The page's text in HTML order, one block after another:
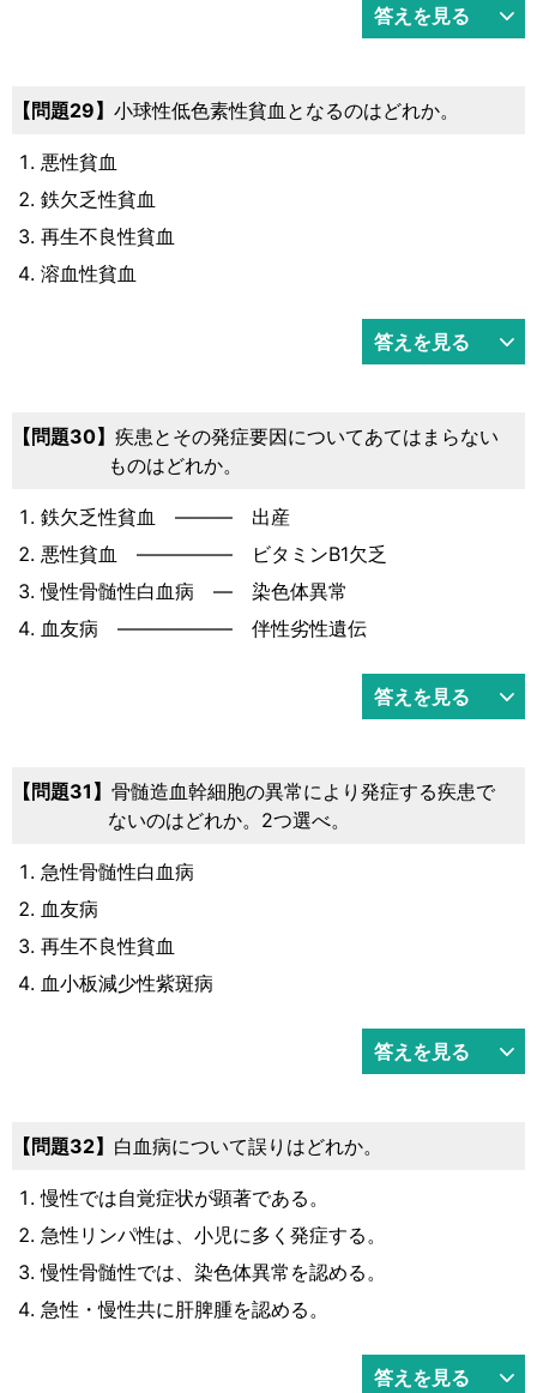
答えを見る
問題29 小球性低色素性貧血となるのはどれか。
悪性貧血
鉄欠乏性貧血
再生不良性貧血
溶血性貧血
答えを見る
問題30
疾患とその発症要因についてあてはまらない
ものはどれか。
鉄欠乏性貧血 ――― 出産
悪性貧血 ――――― ビタミンB1欠乏
慢性骨髄性白血病 ― 染色体異常
血友病 ―――――― 伴性劣性遺伝
答えを見る
問題31
骨髄造血幹細胞の異常により発症する疾患で
ないのはどれか。2つ選べ。
急性骨髄性白血病
血友病
再生不良性貧血
血小板減少性紫斑病
答えを見る
問題32 白血病について誤りはどれか。
慢性では自覚症状が顕著である。
急性リンパ性は、小児に多く発症する。
慢性骨髄性では、染色体異常を認める。
急性・慢性共に肝脾腫を認める。
答えを見る